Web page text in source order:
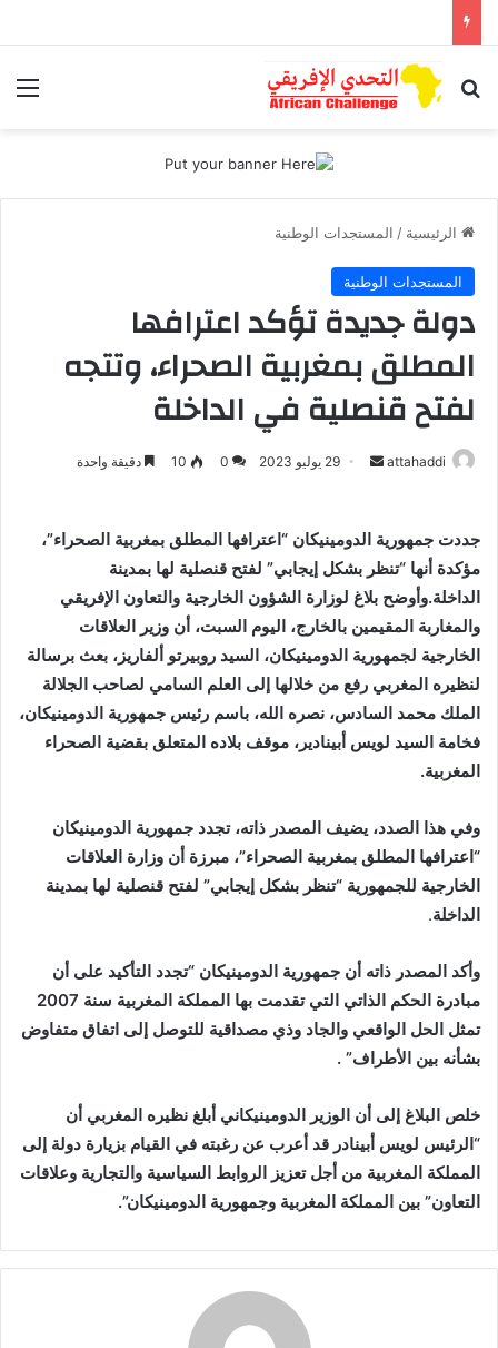
بحث عن
الرئيسية / المستجدات الوطنية
المستجدات الوطنية
دولة جديدة تؤكد اعترافها
المطلق بمغربية الصحراء، وتتجه
لفتح قنصلية في الداخلة
attahaddi
أرسل 29 يوليو 2023 0
10 دقيقة واحدة
جددت جمهورية الدومينيكان “اعترافها المطلق بمغربية الصحراء”،
مؤكدة أنها “تنظر بشكل إيجابي” لفتح قنصلية لها بمدينة
الداخلة.وأوضح بلاغ لوزارة الشؤون الخارجية والتعاون الإفريقي
والمغاربة المقيمين بالخارج، اليوم السبت، أن وزير العلاقات
الخارجية لجمهورية الدومينيكان، السيد روبيرتو ألفاريز، بعث برسالة
لنظيره المغربي رفع من خلالها إلى العلم السامي لصاحب الجلالة
الملك محمد السادس، نصره الله، باسم رئيس جمهورية الدومينيكان،
فخامة السيد لويس أبينادير، موقف بلاده المتعلق بقضية الصحراء
المغربية.
وفي هذا الصدد، يضيف المصدر ذاته، تجدد جمهورية الدومينيكان
“اعترافها المطلق بمغربية الصحراء”، مبرزة أن وزارة العلاقات
الخارجية للجمهورية “تنظر بشكل إيجابي” لفتح قنصلية لها بمدينة
الداخلة.
وأكد المصدر ذاته أن جمهورية الدومينيكان “تجدد التأكيد على أن
مبادرة الحكم الذاتي التي تقدمت بها المملكة المغربية سنة 2007
تمثل الحل الواقعي والجاد وذي مصداقية للتوصل إلى اتفاق متفاوض
بشأنه بين الأطراف” .
خلص البلاغ إلى أن الوزير الدومينيكاني أبلغ نظيره المغربي أن
“الرئيس لويس أبينادر قد أعرب عن رغبته في القيام بزيارة دولة إلى
المملكة المغربية من أجل تعزيز الروابط السياسية والتجارية وعلاقات
التعاون” بين المملكة المغربية وجمهورية الدومينيكان”.